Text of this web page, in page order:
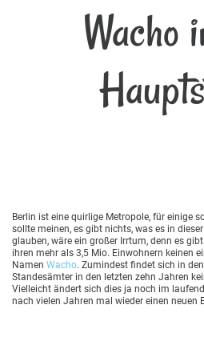
Wacho
Berlin ist eine quirlige Metropole, für einige
sollte meinen, es gibt nichts, was es in
glauben, wäre ein großer Irrtum, denn es
ihren mehr als 3,5 Mio. Einwohnern keinen
Namen Wacho. Zumindest findet sich in
Standesämter in den letzten zehn Jahren
Vielleicht ändert sich dies ja noch im
nach vielen Jahren mal wieder einen neuen